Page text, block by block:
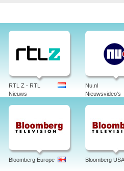
conjunto o OLHOS NOS OLHOS, um
e da economia em Portugal.
GOVERNO SOMBRA, um programa que
com a participação de Ricardo Araújo
com alguma seriedade e muito humor!
RTL Z - RTL
Nieuws
Nu.nl
Nieuwsvideo's
Bloomberg Europe Bloomberg USA